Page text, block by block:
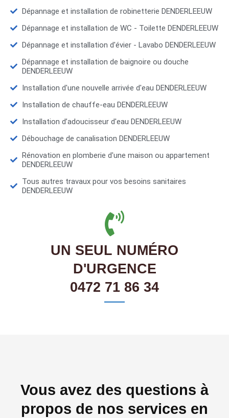
Dépannage et installation de robinetterie DENDERLEEUW
Dépannage et installation de WC - Toilette DENDERLEEUW
Dépannage et installation d'évier - Lavabo DENDERLEEUW
Dépannage et installation de baignoire ou douche
DENDERLEEUW
Installation d'une nouvelle arrivée d'eau DENDERLEEUW
Installation de chauffe-eau DENDERLEEUW
Installation d’adoucisseur d'eau DENDERLEEUW
Débouchage de canalisation DENDERLEEUW
Rénovation en plomberie d'une maison ou appartement
DENDERLEEUW
Tous autres travaux pour vos besoins sanitaires
DENDERLEEUW
UN SEUL NUMÉRO
D'URGENCE
0472 71 86 34
Vous avez des questions à
propos de nos services en